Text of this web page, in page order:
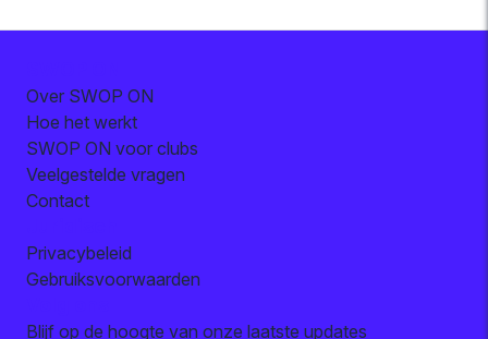
Over SWOP ON
Hoe het werkt
SWOP ON voor clubs
Veelgestelde vragen
Contact
Privacybeleid
Gebruiksvoorwaarden
Blijf op de hoogte van onze laatste updates